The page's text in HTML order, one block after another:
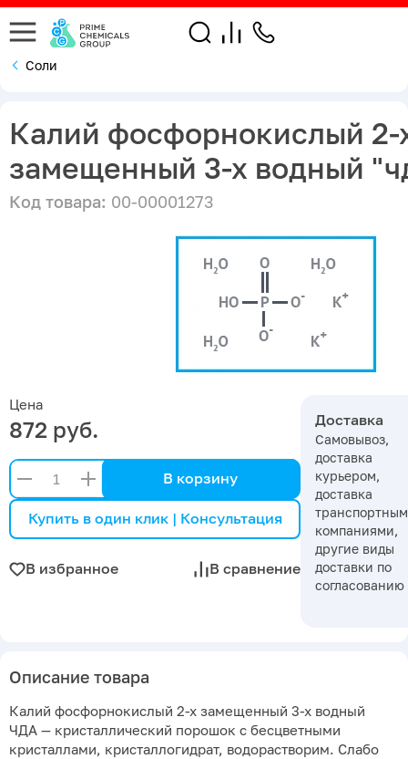
Соли
Калий фосфорнокислый 2-
замещенный 3-х водный
Код товара: 00-00001273
Цена
872 руб.
В корзину
Купить в один клик | Консультация
В избранное В сравнение
Доставка
Самовывоз,
доставка
курьером,
доставка
компаниями,
другие виды
доставки по
согласованию
Описание товара
Калий фосфорнокислый 2-х замещенный 3-х водный
ЧДА — кристаллический порошок с бесцветными
кристаллами, кристаллогидрат, водорастворим. Слабо